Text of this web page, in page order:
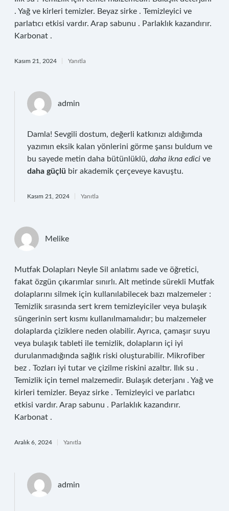
. Yağ ve kirleri temizler. Beyaz sirke . Temizleyici ve
parlatıcı etkisi vardır. Arap sabunu . Parlaklık kazandırır.
Karbonat .
Kasım 21, 2024 Yanıtla
admin
Damla! Sevgili dostum, değerli katkınızı aldığımda
yazımın eksik kalan yönlerini görme şansı buldum ve
bu sayede metin daha bütünlüklü, daha ikna edici ve
daha güçlü bir akademik çerçeveye kavuştu.
Kasım 21, 2024 Yanıtla
Melike
Mutfak Dolapları Neyle Sil anlatımı sade ve öğretici,
fakat özgün çıkarımlar sınırlı. Alt metinde sürekli Mutfak
dolaplarını silmek için kullanılabilecek bazı malzemeler :
Temizlik sırasında sert krem temizleyiciler veya bulaşık
süngerinin sert kısmı kullanılmamalıdır; bu malzemeler
dolaplarda çiziklere neden olabilir. Ayrıca, çamaşır suyu
veya bulaşık tableti ile temizlik, dolapların içi iyi
durulanmadığında sağlık riski oluşturabilir. Mikrofiber
bez . Tozları iyi tutar ve çizilme riskini azaltır. Ilık su .
Temizlik için temel malzemedir. Bulaşık deterjanı . Yağ ve
kirleri temizler. Beyaz sirke . Temizleyici ve parlatıcı
etkisi vardır. Arap sabunu . Parlaklık kazandırır.
Karbonat .
Aralık 6, 2024 Yanıtla
admin